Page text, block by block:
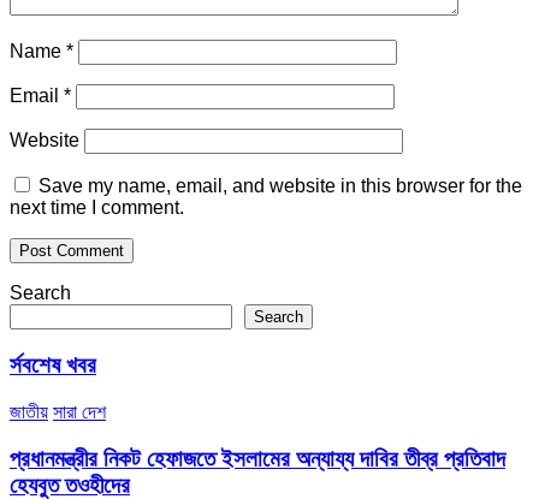
Name *
Email *
Website
Save my name, email, and website in this browser for the
next time I comment.
Search
Search
র্সবশেষ খবর
জাতীয় সারা দেশ
প্রধানমন্ত্রীর নিকট হেফাজতে ইসলামের অন্যায্য দাবির তীব্র প্রতিবাদ
হেযবুত তওহীদের